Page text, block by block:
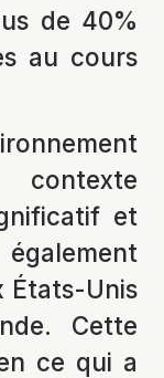
de 40%
au cours
et
États-Unis
Cette
ce qui a